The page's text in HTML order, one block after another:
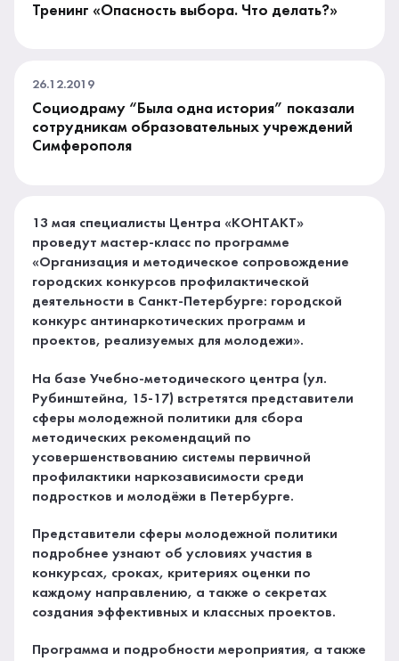
Тренинг «Опасность выбора. Что делать?»
26.12.2019
Социодраму “Была одна история” показали
сотрудникам образовательных учреждений
Симферополя
13 мая специалисты Центра «КОНТАКТ»
проведут мастер-класс по программе
«Организация и методическое сопровождение
городских конкурсов профилактической
деятельности в Санкт-Петербурге: городской
конкурс антинаркотических программ и
проектов, реализуемых для молодежи».
На базе Учебно-методического центра (ул.
Рубинштейна, 15-17) встретятся представители
сферы молодежной политики для сбора
методических рекомендаций по
усовершенствованию системы первичной
профилактики наркозависимости среди
подростков и молодёжи в Петербурге.
Представители сферы молодежной политики
подробнее узнают об условиях участия в
конкурсах, сроках, критериях оценки по
каждому направлению, а также о секретах
создания эффективных и классных проектов.
Программа и подробности мероприятия, а также